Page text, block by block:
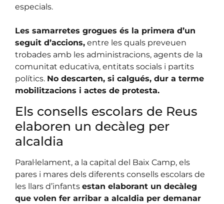
especials.
Les samarretes grogues és la primera d’un
seguit d’accions, entre les quals preveuen
trobades amb les administracions, agents de la
comunitat educativa, entitats socials i partits
polítics. No descarten, si calgués, dur a terme
mobilitzacions i actes de protesta.
Els consells escolars de Reus
elaboren un decàleg per
alcaldia
Paral·lelament, a la capital del Baix Camp, els
pares i mares dels diferents consells escolars de
les llars d’infants estan elaborant un decàleg
que volen fer arribar a alcaldia per demanar